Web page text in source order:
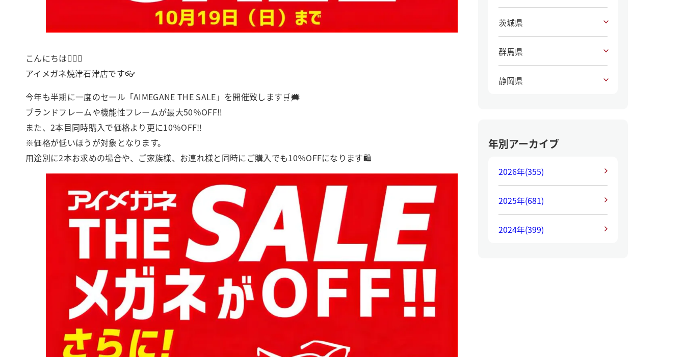
こんにちは🙂‍↕️✨
アイメガネ焼津石津店です👓
今年も半期に一度のセール「AIMEGANE THE SALE」を開催致します🛒🗯️
ブランドフレームや機能性フレームが最大50％OFF‼️
また、2本目同時購入で価格より更に10％OFF‼️
※価格が低いほうが対象となります。
用途別に2本お求めの場合や、ご家族様、お連れ様と同時にご購入でも10％OFFになります🛍️
茨城県
群馬県
静岡県
年別アーカイブ
2026年(355)
2025年(681)
2024年(399)